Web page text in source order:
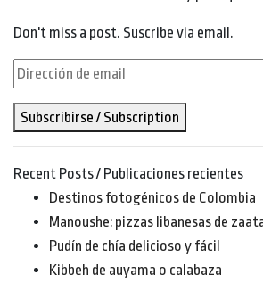
Don't miss a post. Suscribe via email.
Dirección
email
Subscribirse / Subscription
Recent Posts / Publicaciones recientes
Destinos fotogénicos de Colombia
Manoushe: pizzas libanesas de
Pudín de chía delicioso y fácil
Kibbeh de auyama o calabaza